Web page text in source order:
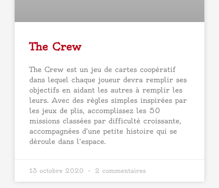
The Crew
The Crew est un jeu de cartes coopératif
dans lequel chaque joueur devra remplir ses
objectifs en aidant les autres à remplir les
leurs. Avec des règles simples inspirées par
les jeux de plis, accomplissez les 50
missions classées par difficulté croissante,
accompagnées d’une petite histoire qui se
déroule dans l’espace.
13 octobre 2020 2 commentaires